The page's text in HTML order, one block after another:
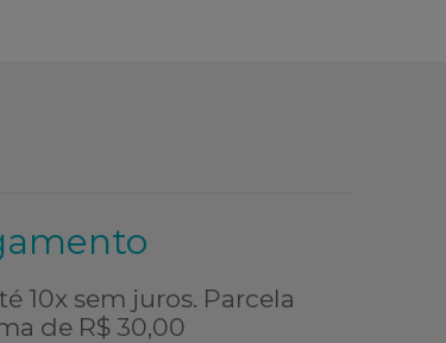
10x sem juros. Parcela
de R$ 30,00